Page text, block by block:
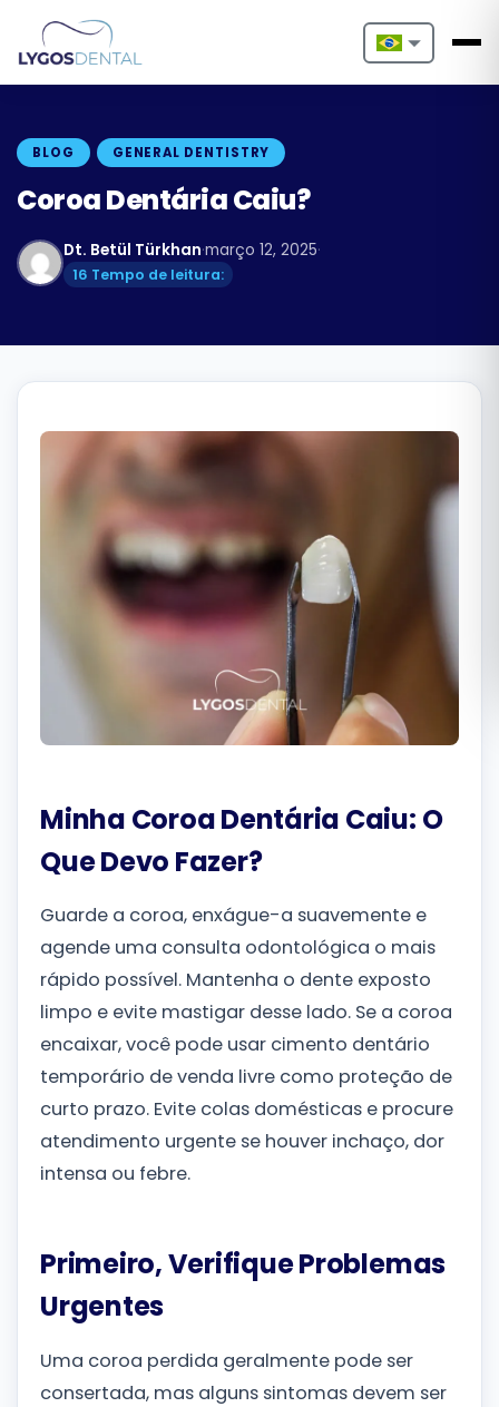
Nederlands
Español
Български
BLOG GENERAL DENTISTRY
Coroa Dentária Caiu?
Dt. Betül Türkhan·março 12, 2025·
16 Tempo de leitura:
Minha Coroa Dentária Caiu: O
Que Devo Fazer?
Guarde a coroa, enxágue-a suavemente e
agende uma consulta odontológica o mais
rápido possível. Mantenha o dente exposto
limpo e evite mastigar desse lado. Se a coroa
encaixar, você pode usar cimento dentário
temporário de venda livre como proteção de
curto prazo. Evite colas domésticas e procure
atendimento urgente se houver inchaço, dor
intensa ou febre.
Primeiro, Verifique Problemas
Urgentes
Uma coroa perdida geralmente pode ser
consertada, mas alguns sintomas devem ser